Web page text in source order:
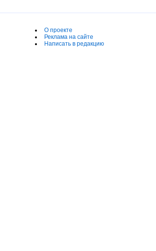
О проекте
Реклама на сайте
Написать в редакцию